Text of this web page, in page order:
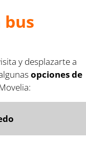
y desplazarte a
opciones de